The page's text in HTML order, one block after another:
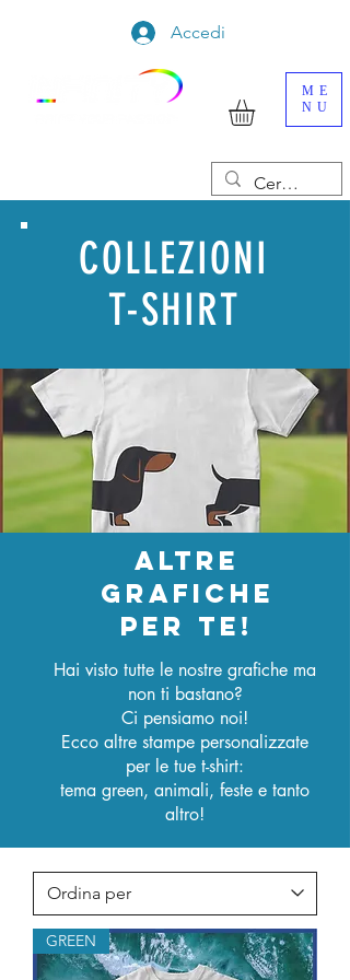
ME
NU
Accedi
COLLEZIONI
T-SHIRT
ALTRE
GRAFICHE
PER TE!
Hai visto tutte le nostre grafiche ma
non ti bastano?
Ci pensiamo noi!
Ecco altre stampe personalizzate
per le tue t-shirt:
tema green, animali, feste e tanto
altro!
GREEN